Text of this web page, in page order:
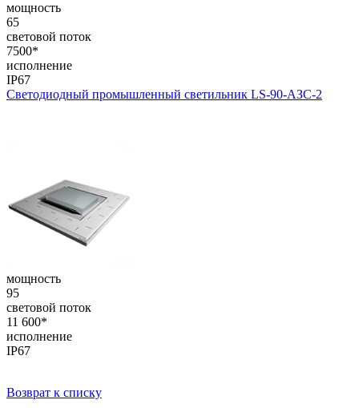
мощность
65
световой поток
7500*
исполнение
IP67
Светодиодный промышленный светильник LS-90-АЗС-2
мощность
95
световой поток
11 600*
исполнение
IP67
Возврат к списку